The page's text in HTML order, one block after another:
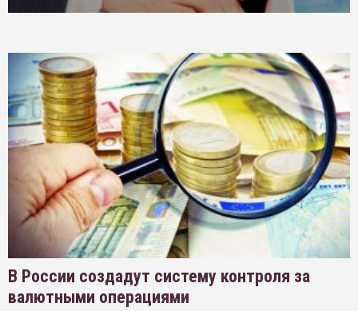
В России создадут систему контроля за
валютными операциями